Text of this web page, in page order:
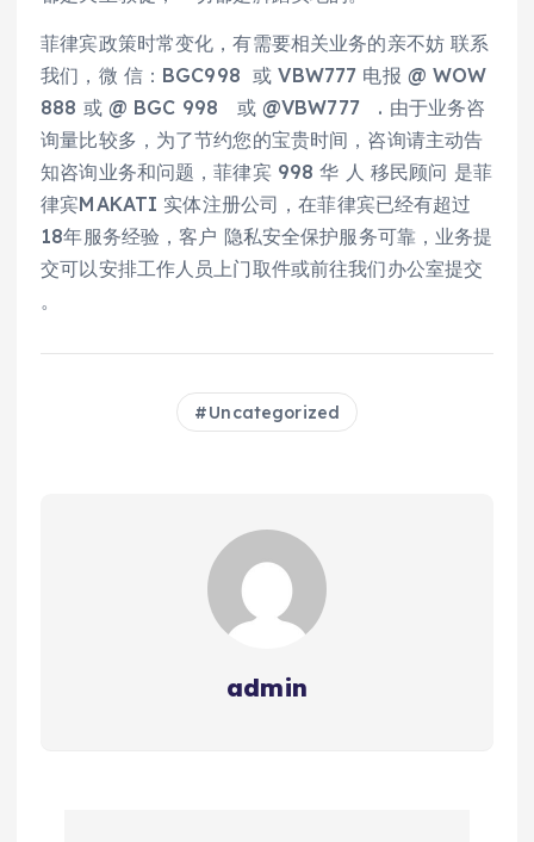
菲律宾政策时常变化，有需要相关业务的亲不妨 联系
我们，微 信：BGC998 或 VBW777 电报 @ WOW
888 或 @ BGC 998 或 @VBW777 . 由于业务咨
询量比较多，为了节约您的宝贵时间，咨询请主动告
知咨询业务和问题，菲律宾 998 华 人 移民顾问 是菲
律宾MAKATI 实体注册公司，在菲律宾已经有超过
18年服务经验，客户 隐私安全保护服务可靠，业务提
交可以安排工作人员上门取件或前往我们办公室提交
。
Uncategorized
admin